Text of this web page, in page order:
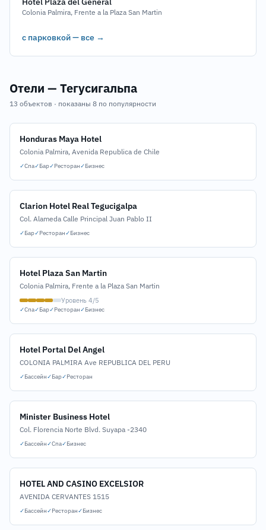
Colonia Palmira, Frente a la Plaza San Martin
с парковкой — все →
Отели — Тегусигальпа
13 объектов · показаны 8 по популярности
Honduras Maya Hotel
Colonia Palmira, Avenida Republica de Chile
✓Спа✓Бар✓Ресторан✓Бизнес
Clarion Hotel Real Tegucigalpa
Col. Alameda Calle Principal Juan Pablo II
✓Бар✓Ресторан✓Бизнес
Hotel Plaza San Martin
Colonia Palmira, Frente a la Plaza San Martin
Уровень 4/5
✓Спа✓Бар✓Ресторан✓Бизнес
Hotel Portal Del Angel
COLONIA PALMIRA Ave REPUBLICA DEL PERU
✓Бассейн✓Бар✓Ресторан
Minister Business Hotel
Col. Florencia Norte Blvd. Suyapa -2340
✓Бассейн✓Спа✓Бизнес
HOTEL AND CASINO EXCELSIOR
AVENIDA CERVANTES 1515
✓Бассейн✓Ресторан✓Бизнес